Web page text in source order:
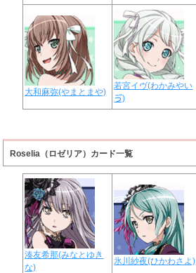
大和麻弥(やまとまや)
若宮イヴ(わかみやい
ゔ)
Roselia（ロゼリア）カード一覧
湊友希那(みなとゆき
な)
氷川紗夜(ひかわさよ)